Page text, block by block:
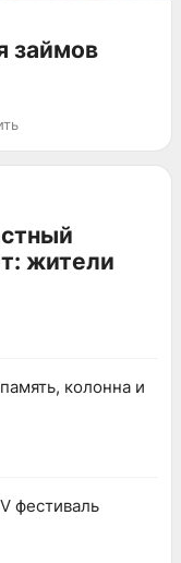
займов
жители
колонна и
фестиваль